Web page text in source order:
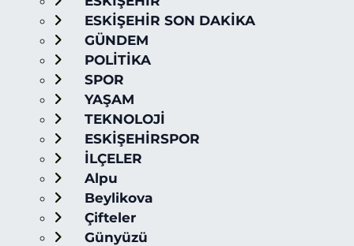
ESKİŞEHİR SON DAKİKA
GÜNDEM
POLİTİKA
SPOR
YAŞAM
TEKNOLOJİ
ESKİŞEHİRSPOR
İLÇELER
Alpu
Beylikova
Çifteler
Günyüzü